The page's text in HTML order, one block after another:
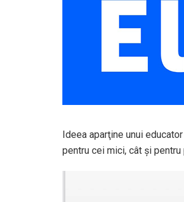
Ideea aparţine unui
pentru cei mici, cât și